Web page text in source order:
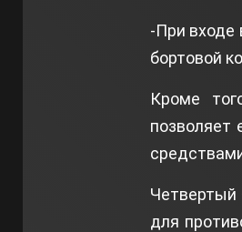
-При входе
бортовой
Кроме
позволяет
Четвертый
для